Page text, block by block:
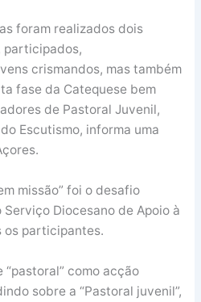
foram realizados dois
participados,
crismandos, mas também
fase da Catequese bem
de Pastoral Juvenil,
Escutismo, informa uma
missão” foi o desafio
Diocesano de Apoio à
os participantes.
como acção
sobre a “Pastoral juvenil”,